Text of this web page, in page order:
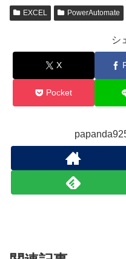
EXCEL PowerAutomate
シ
X
Pocket